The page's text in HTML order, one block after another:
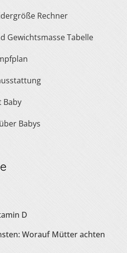
Rechner
Gewichtsmasse Tabelle
Baby
Babys
D
Worauf Mütter achten